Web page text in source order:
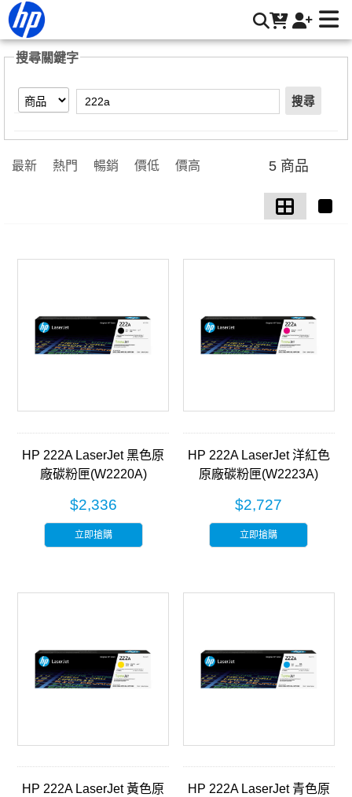
【222a】搜尋結果 | HP® 惠普台灣原廠購物網
搜尋關鍵字
搜尋
最新 熱門 暢銷 價低 價高 5 商品
HP 222A LaserJet 黑色原
廠碳粉匣(W2220A)
$2,336
立即搶購
HP 222A LaserJet 洋紅色
原廠碳粉匣(W2223A)
$2,727
立即搶購
HP 222A LaserJet 黃色原
HP 222A LaserJet 青色原